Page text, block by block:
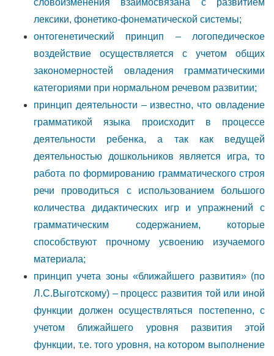
словоизменения взаимосвязана с развитием
лексики, фонетико-фонематической системы;
онтогенетический принцип – логопедическое
воздействие осуществляется с учетом общих
закономерностей овладения грамматическими
категориями при нормальном речевом развитии;
принцип деятельности – известно, что овладение
грамматикой языка происходит в процессе
деятельности ребенка, а так как ведущей
деятельностью дошкольников является игра, то
работа по формированию грамматического строя
речи проводиться с использованием большого
количества дидактических игр и упражнений с
грамматическим содержанием, которые
способствуют прочному усвоению изучаемого
материала;
принцип учета зоны «ближайшего развития» (по
Л.С.Выготскому) – процесс развития той или иной
функции должен осуществляться постепенно, с
учетом ближайшего уровня развития этой
функции, т.е. того уровня, на котором выполнение